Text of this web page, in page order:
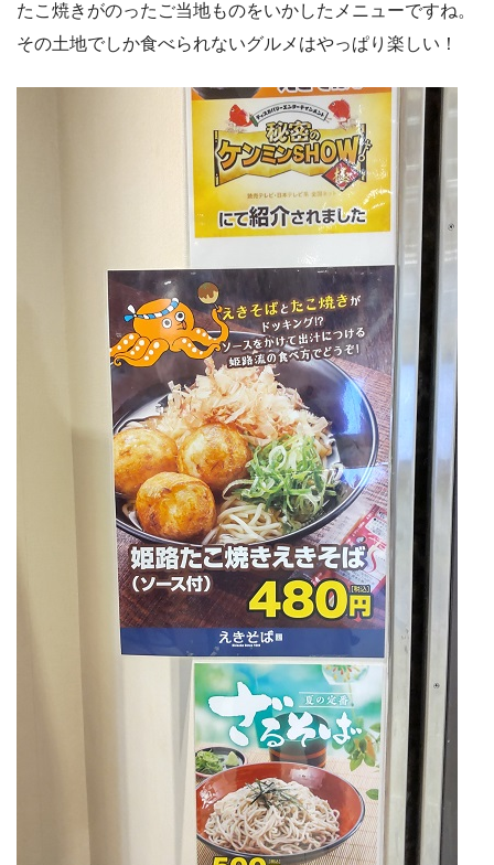
たこ焼きがのったご当地ものをいかしたメニューですね。
その土地でしか食べられないグルメはやっぱり楽しい！